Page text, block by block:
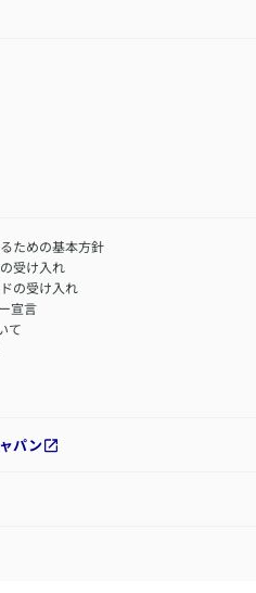
するために
ン・アドバイザー（営業職）
ための基本方針
受け入れ
の受け入れ
宣言
て
パン